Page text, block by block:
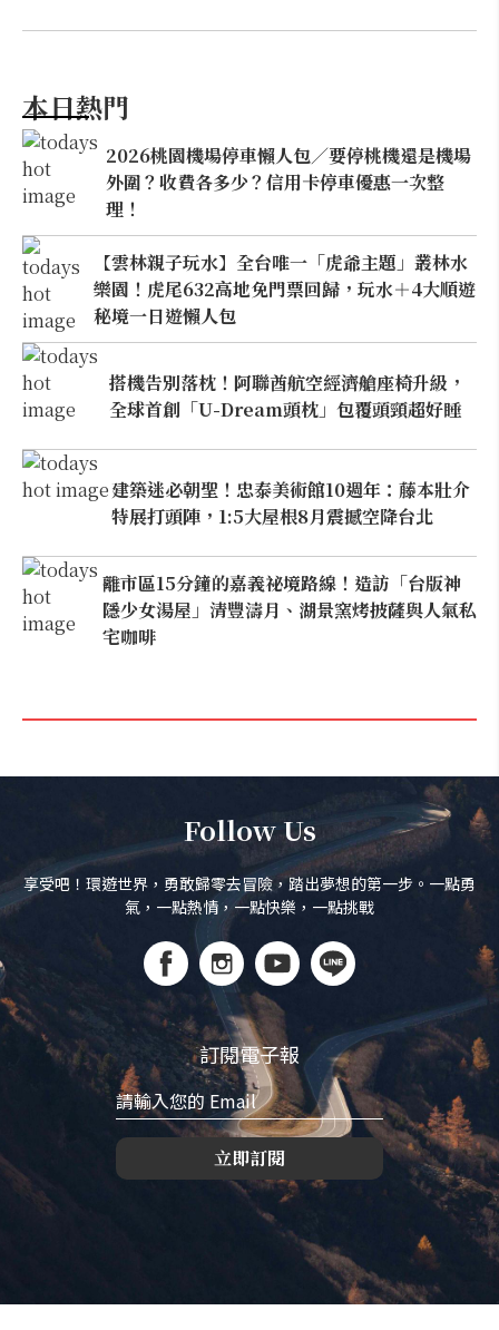
本日熱門
2026桃園機場停車懶人包／要停桃機還是機場
外圍？收費各多少？信用卡停車優惠一次整
理！
【雲林親子玩水】全台唯一「虎爺主題」叢林水
樂園！虎尾632高地免門票回歸，玩水＋4大順遊
秘境一日遊懶人包
搭機告別落枕！阿聯酋航空經濟艙座椅升級，
全球首創「U-Dream頭枕」包覆頭頸超好睡
建築迷必朝聖！忠泰美術館10週年：藤本壯介
特展打頭陣，1:5大屋根8月震撼空降台北
離市區15分鐘的嘉義祕境路線！造訪「台版神
隱少女湯屋」清豐濤月、湖景窯烤披薩與人氣私
宅咖啡
Follow Us
享受吧！環遊世界，勇敢歸零去冒險，踏出夢想的第一步。一點勇
氣，一點熱情，一點快樂，一點挑戰
訂閱電子報
立即訂閱